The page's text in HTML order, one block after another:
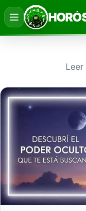
Saltar
al
contenido